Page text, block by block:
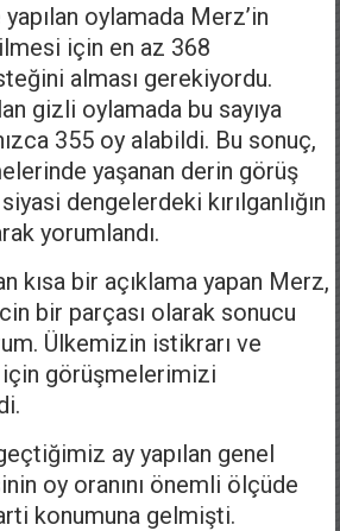
oylamada Merz’in
için en az 368
alması gerekiyordu.
gizli oylamada bu sayıya
355 oy alabildi. Bu sonuç,
yaşanan derin görüş
siyasi dengelerdeki kırılganlığın
yorumlandı.
kısa bir açıklama yapan Merz,
bir parçası olarak sonucu
Ülkemizin istikrarı ve
için görüşmelerimizi
ay yapılan genel
oy oranını önemli ölçüde
konumuna gelmişti.